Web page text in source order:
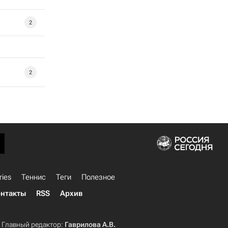
2
2
Теннис Теги
Полезное
RSS Архив
Главный редактор: Гаврилова А.В.